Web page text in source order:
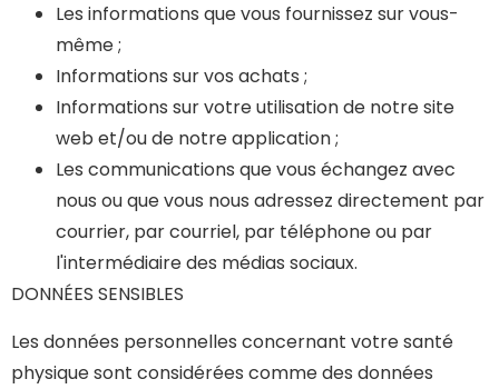
Les informations que vous fournissez sur vous-
même ;
Informations sur vos achats ;
Informations sur votre utilisation de notre site
web et/ou de notre application ;
Les communications que vous échangez avec
nous ou que vous nous adressez directement par
courrier, par courriel, par téléphone ou par
l'intermédiaire des médias sociaux.
DONNÉES SENSIBLES
Les données personnelles concernant votre santé
physique sont considérées comme des données